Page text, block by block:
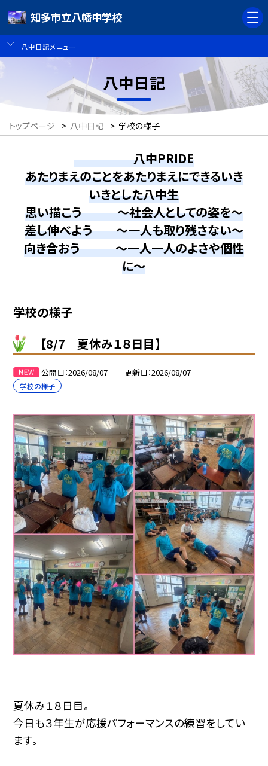
知多市立八幡中学校
八中日記メニュー
八中日記
トップページ > 八中日記 > 学校の様子
八中PRIDE
あたりまえのことをあたりまえにできるいき
いきとした八中生
思い描こう ～社会人としての姿を～
差し伸べよう ～一人も取り残さない～
向き合おう ～一人一人のよさや個性
に～
学校の様子
【8/7 夏休み１８日目】
公開日 2026/08/07 更新日 2026/08/07
学校の様子
夏休み１８日目。
今日も３年生が応援パフォーマンスの練習をしてい
ます。